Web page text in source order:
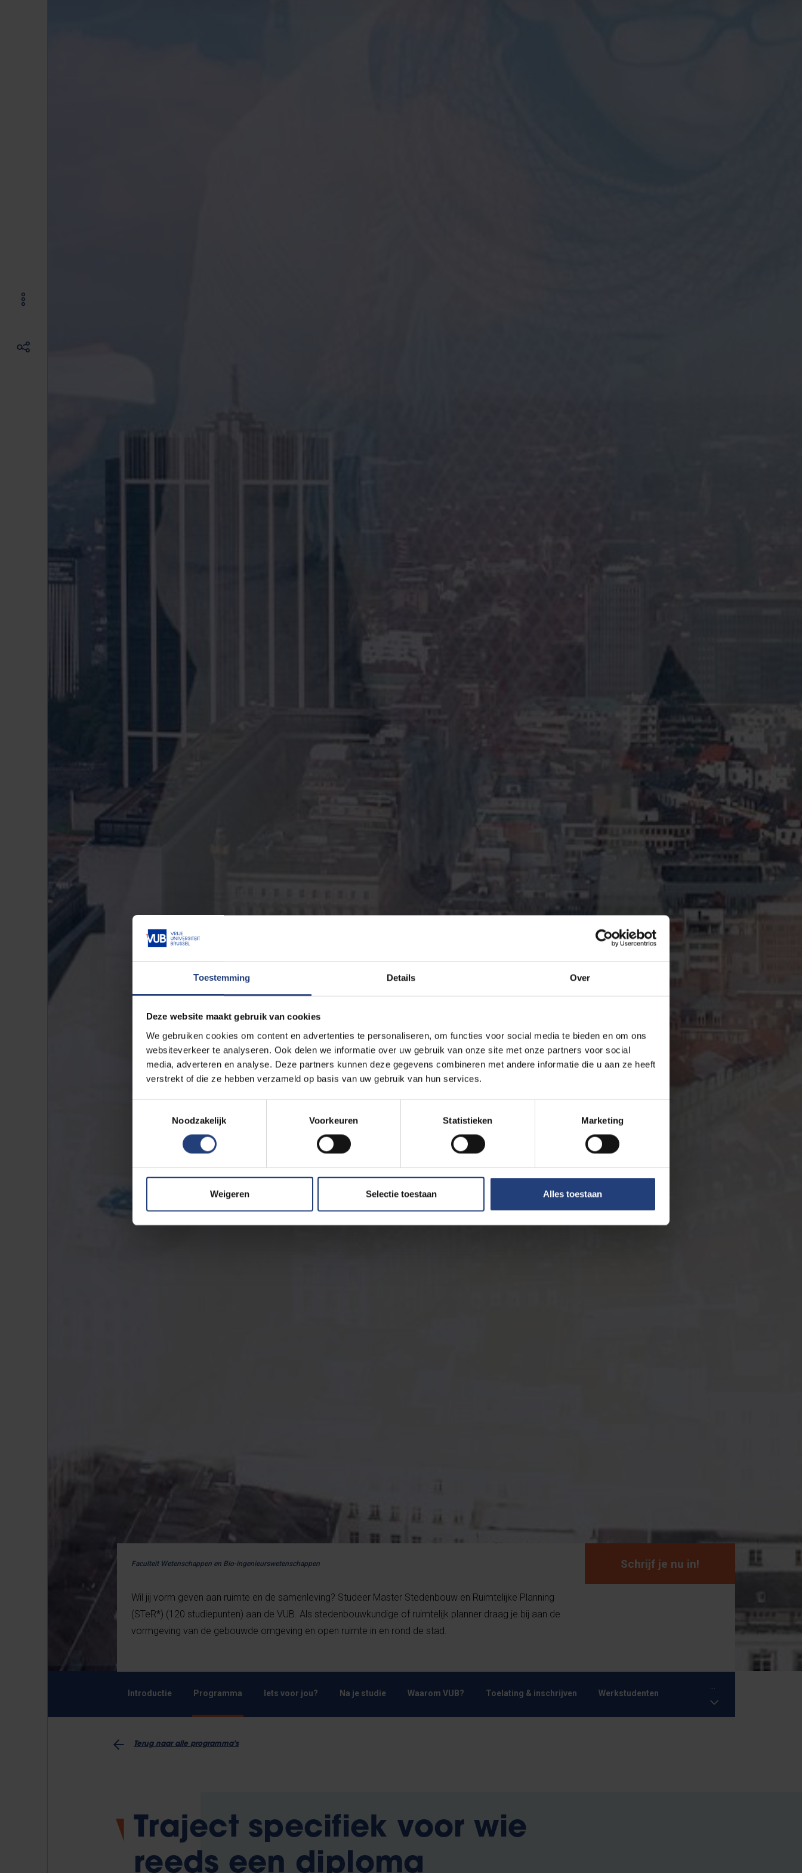
Toestemming Details Over
Deze website maakt gebruik van cookies
We gebruiken cookies om content en advertenties te personaliseren, om functies voor social media te bieden en om ons
websiteverkeer te analyseren. Ook delen we informatie over uw gebruik van onze site met onze partners voor social
media, adverteren en analyse. Deze partners kunnen deze gegevens combineren met andere informatie die u aan ze heeft
verstrekt of die ze hebben verzameld op basis van uw gebruik van hun services.
Noodzakelijk
Voorkeuren Statistieken Marketing
Weigeren Selectie toestaan Alles toestaan
Faculteit Wetenschappen en Bio-ingenieurswetenschappen
Wil jij vorm geven aan ruimte en de samenleving? Studeer Master Stedenbouw en Ruimtelijke Planning
(STeR*) (120 studiepunten) aan de VUB. Als stedenbouwkundige of ruimtelijk planner draag je bij aan de
vormgeving van de gebouwde omgeving en open ruimte in en rond de stad.
Schrijf je nu in!
Introductie Programma Iets voor jou? Na je studie Waarom VUB? Toelating & inschrijven Werkstudenten
...
Terug naar alle programma's
Traject specifiek voor wie
reeds een diploma